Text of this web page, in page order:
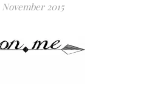
November 2015